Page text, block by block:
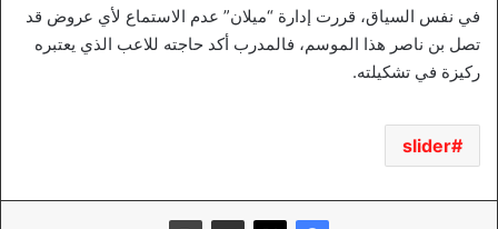
في نفس السياق، قررت إدارة “ميلان” عدم الاستماع لأي عروض قد
تصل بن ناصر هذا الموسم، فالمدرب أكد حاجته للاعب الذي يعتبره
ركيزة في تشكيلته.
slider